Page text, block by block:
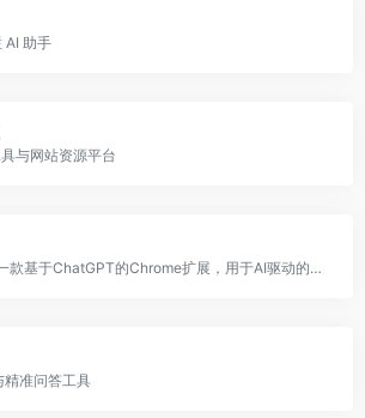
AI 助手
与网站资源平台
HARPA AI是一款基于ChatGPT的Chrome扩展，用于AI驱动的网络自动化，包括Google搜索的ChatGPT、网页自动化和文本生成等功能。
精准问答工具